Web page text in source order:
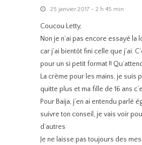
25 janvier 2017 - 2 h 45 min
Coucou Letty,
Non je n’ai pas encore essayé la
car j’ai bientôt fini celle que j’ai.
pour un si petit format !!
La crème pour les mains, je suis
quitte plus et ma fille de 16 ans
Pour Baija, j’en ai entendu parlé
suivre ton conseil, je vais voir
d’autres
Je ne laisse pas toujours des